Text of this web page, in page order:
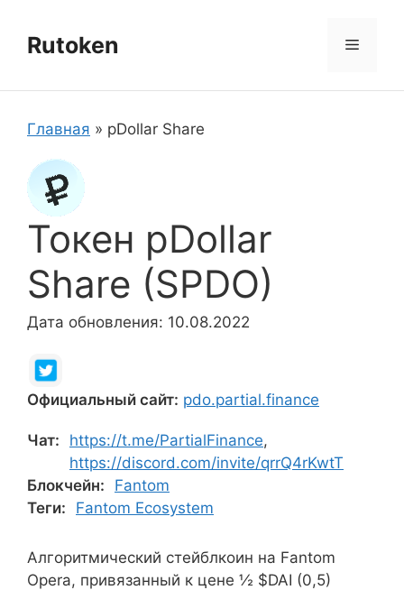
содержимому
Rutoken Меню
Главная » pDollar Share
Токен pDollar
Share (SPDO)
Дата обновления: 10.08.2022
Официальный сайт: pdo.partial.finance
Чат: https://t.me/PartialFinance,
https://discord.com/invite/qrrQ4rKwtT
Блокчейн:
Fantom
Теги:
Fantom Ecosystem
Алгоритмический стейблкоин на Fantom
Opera, привязанный к цене ½ $DAI (0,5)